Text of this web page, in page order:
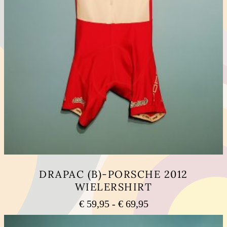
DRAPAC (B)-PORSCHE 2012
WIELERSHIRT
€59,95 - €69,95Prijsklasse:
€ 59,95